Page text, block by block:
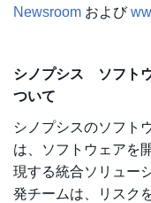
Newsroom および
シノプシス ソフト
ついて
シノプシスのソフト
は、ソフトウェアを
現する統合ソリュー
発チームは、リスク